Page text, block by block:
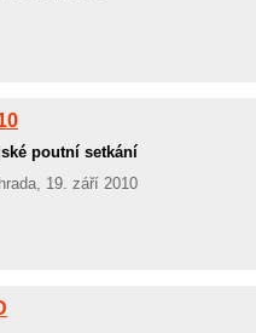
poutní setkání
19. září 2010